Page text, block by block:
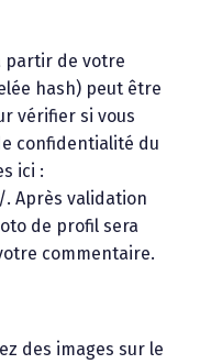
partir de votre
hash) peut être
vérifier si vous
confidentialité du
ici :
Après validation
de profil sera
commentaire.
des images sur le